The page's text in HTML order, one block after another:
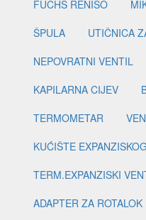
FUCHS RENISO
ŠPULA
UTIČNICA
NEPOVRATNI VENTIL
KAPILARNA CIJEV
TERMOMETAR
KUĆIŠTE
TERM.EXPANZISKI
ADAPTER ZA ROTALOK